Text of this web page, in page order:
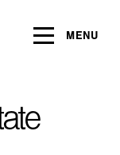
MENU